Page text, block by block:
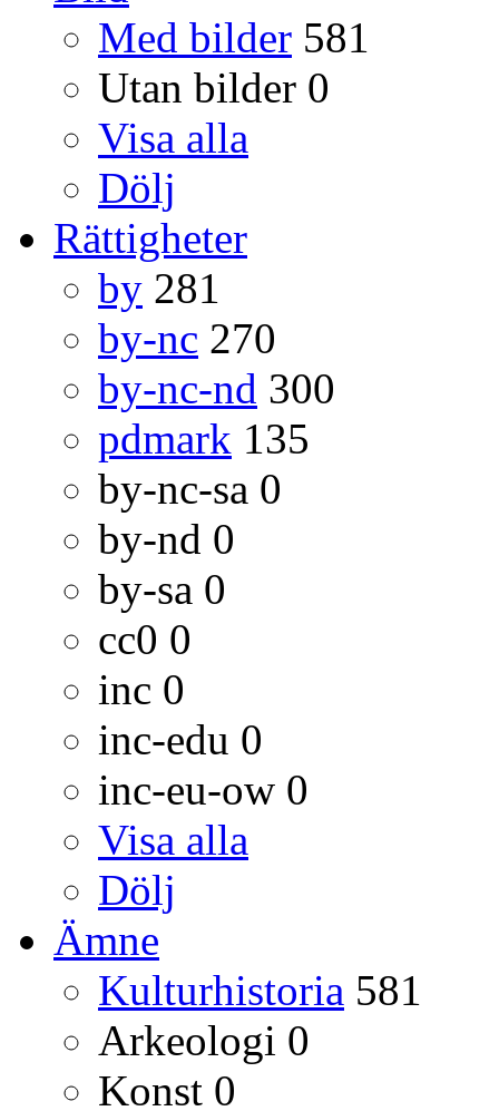
Med bilder 581
Utan bilder 0
Visa alla
Dölj
Rättigheter
by 281
by-nc 270
by-nc-nd 300
pdmark 135
by-nc-sa 0
by-nd 0
by-sa 0
cc0 0
inc 0
inc-edu 0
inc-eu-ow 0
Visa alla
Dölj
Ämne
Kulturhistoria 581
Arkeologi 0
Konst 0